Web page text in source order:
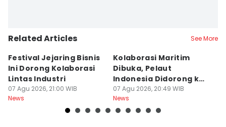
Related Articles See More
Festival Jejaring Bisnis
Ini Dorong Kolaborasi
Lintas Industri
07 Agu 2026, 21:00 WIB
News
Kolaborasi Maritim
Dibuka, Pelaut
Indonesia Didorong ke
Pasar Global
07 Agu 2026, 20:49 WIB
News